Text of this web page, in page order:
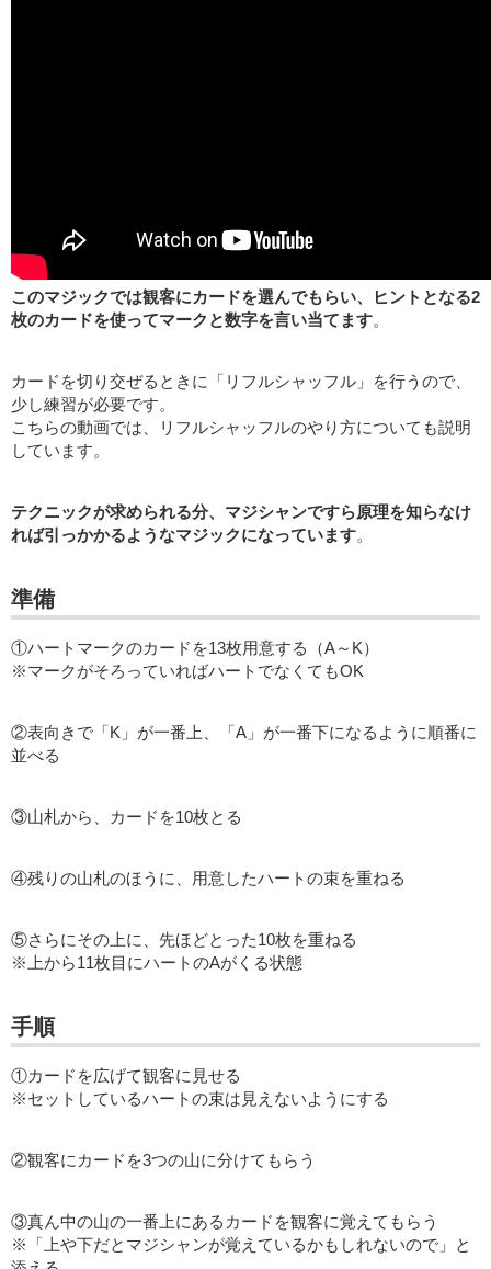
このマジックでは観客にカードを選んでもらい、ヒントとなる2
枚のカードを使ってマークと数字を言い当てます。
カードを切り交ぜるときに「リフルシャッフル」を行うので、
少し練習が必要です。
こちらの動画では、リフルシャッフルのやり方についても説明
しています。
テクニックが求められる分、マジシャンですら原理を知らなけ
れば引っかかるようなマジックになっています。
準備
①ハートマークのカードを13枚用意する（A～K）
※マークがそろっていればハートでなくてもOK
②表向きで「K」が一番上、「A」が一番下になるように順番に
並べる
③山札から、カードを10枚とる
④残りの山札のほうに、用意したハートの束を重ねる
⑤さらにその上に、先ほどとった10枚を重ねる
※上から11枚目にハートのAがくる状態
手順
①カードを広げて観客に見せる
※セットしているハートの束は見えないようにする
②観客にカードを3つの山に分けてもらう
③真ん中の山の一番上にあるカードを観客に覚えてもらう
※「上や下だとマジシャンが覚えているかもしれないので」と